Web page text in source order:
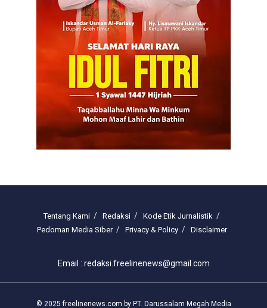
Tentang Kami Redaksi
Kode Etik Jurnalistik
Pedoman Media Siber
Privacy & Policy Disclaimer
Email : redaksi.freelinenews@gmail.com
© 2025 freelinenews.com by PT. Darussalam Megah Media